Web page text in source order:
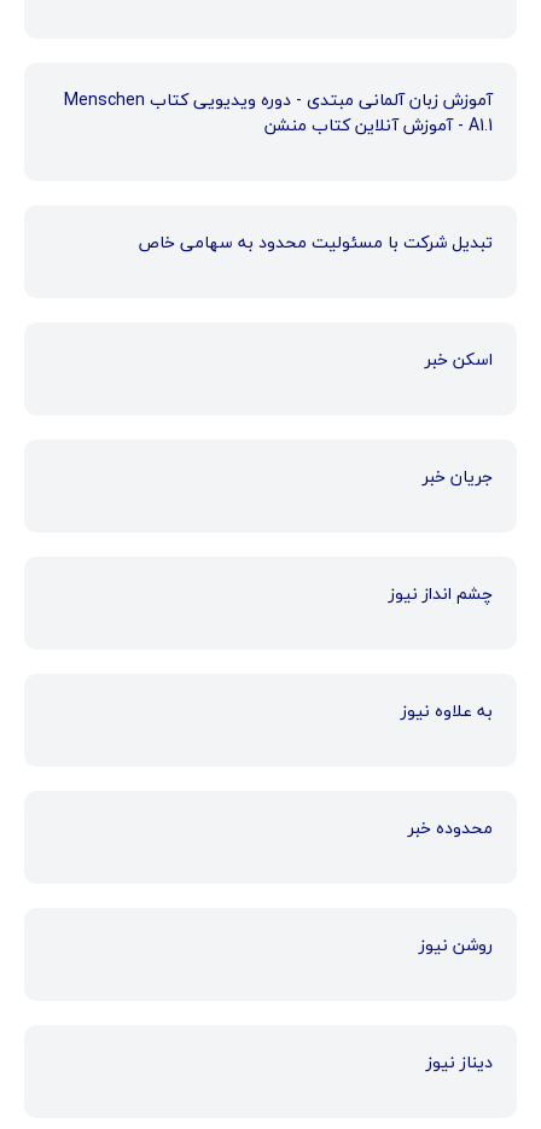
آموزش زبان آلمانی مبتدی - دوره ویدیویی کتاب Menschen
A1.1 - آموزش آنلاین کتاب منشن
تبدیل شرکت با مسئولیت محدود به سهامی خاص
اسکن خبر
جریان خبر
چشم انداز نیوز
به علاوه نیوز
محدوده خبر
روشن نیوز
دیناز نیوز